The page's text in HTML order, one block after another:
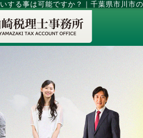
する事は可能ですか？ 千葉県市川市